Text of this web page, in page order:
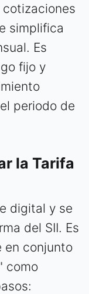
simplifica
Es
fijo y
periodo de
la Tarifa
digital y se
del SII. Es
en conjunto
como